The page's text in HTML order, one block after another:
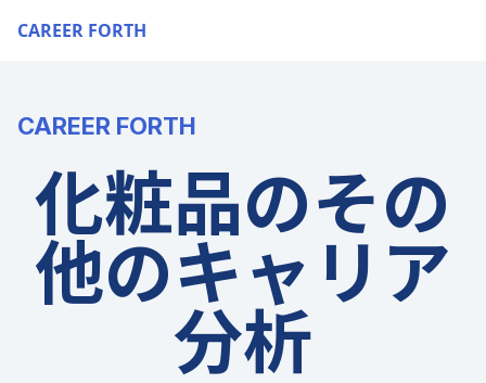
CAREER FORTH
CAREER FORTH
化粧品のその
他のキャリア
分析